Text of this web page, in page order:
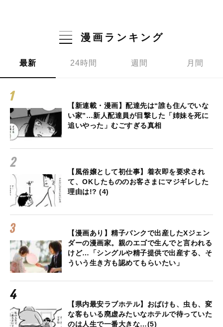
漫画ランキング
最新 24時間 週間 月間
【新連載・漫画】配達先は“誰も住んでいな
い家”…新人配達員が目撃した「姉妹を死に
追いやった」むごすぎる真相
【風俗嬢として初仕事】着衣即を要求され
て、OKしたもののお客さまにマジギレした
理由は!? (4)
【漫画あり】精子バンクで出産したXジェン
ダーの漫画家。親のエゴで生んでと言われる
けど…「シングルや精子提供で出産する、そ
ういう生き方も認めてもらいたい」
【県内最安ラブホテル】おばけも、虫も、変
な客もいる廃虚みたいなホテルで待っていた
のは人生で一番大きな…(5)